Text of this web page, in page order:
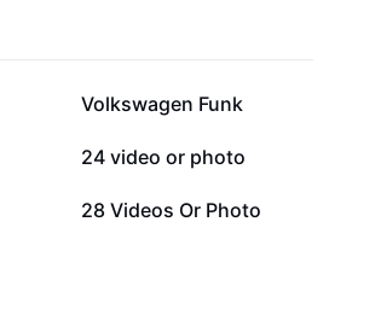
28,3 tys.
Volkswagen Funk
5,3 tys.
24 video or photo
343
28 Videos Or Photo